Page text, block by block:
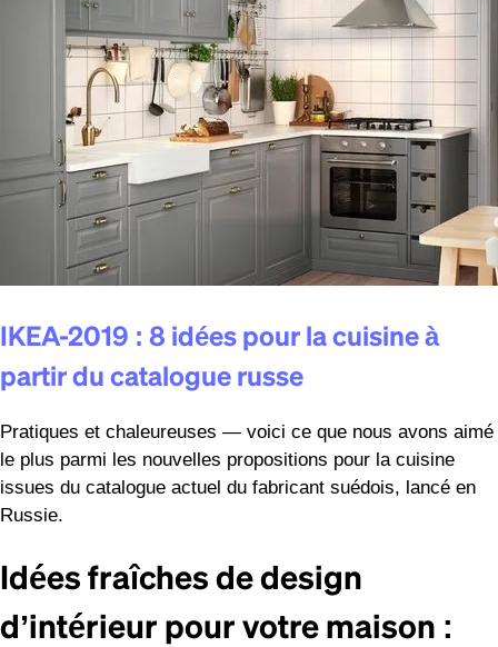
IKEA-2019 : 8 idées pour la cuisine à
partir du catalogue russe
Pratiques et chaleureuses — voici ce que nous avons aimé
le plus parmi les nouvelles propositions pour la cuisine
issues du catalogue actuel du fabricant suédois, lancé en
Russie.
Idées fraîches de design
d’intérieur pour votre maison :